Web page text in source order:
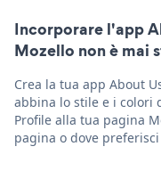
Incorporare l'app
Mozello non è mai
Crea la tua app About
abbina lo stile e i colori
Profile alla tua pagina
pagina o dove